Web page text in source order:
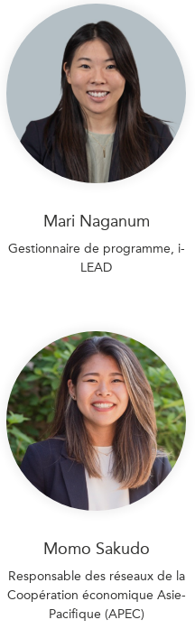
Mari Naganum
Gestionnaire de programme, i-
LEAD
Momo Sakudo
Responsable des réseaux de la
Coopération économique Asie-
Pacifique (APEC)